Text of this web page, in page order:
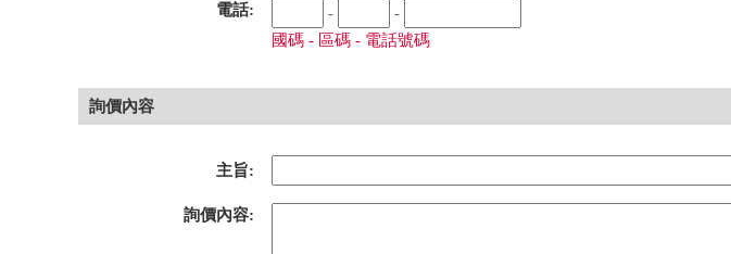
電話: -
-
國碼 - 區碼 - 電話號碼
詢價內容
主旨:
詢價內容: